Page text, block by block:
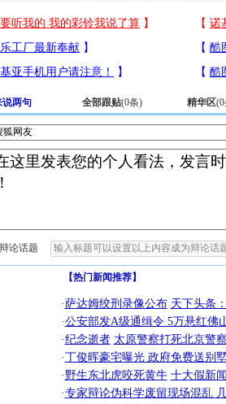
说两句 全部跟贴(0条) 精华区(0
论话题
【热门新闻推荐】
·萨达姆绞刑录像公布 天下头条
·公安部发A级通缉令 5万悬红佛
·纪念逝者 太原警察打死北京警
·丁俊晖豪宅曝光 政府免费送别
·野生东北虎咬死黄牛 十大假新
·专家辩论伪科学废留现场混乱